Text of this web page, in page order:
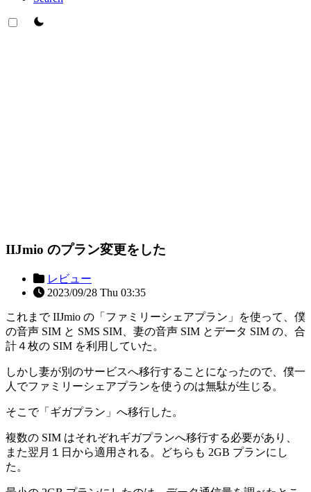
theme switcher
IIJmio のプラン変更をした
レビュー
2023/09/28 Thu 03:35
これまで IIJmio の「ファミリーシェアプラン」を使って、僕
の音声 SIM と SMS SIM、妻の音声 SIM とデータ SIM の、合
計４枚の SIM を利用していた。
しかし妻が別のサービスへ移行することになったので、僕一
人でファミリーシェアプランを使うのは無駄が生じる。
そこで「ギガプラン」へ移行した。
複数の SIM はそれぞれギガプランへ移行する必要があり、
また翌月１日から適用される。どちらも 2GB プランにし
た。